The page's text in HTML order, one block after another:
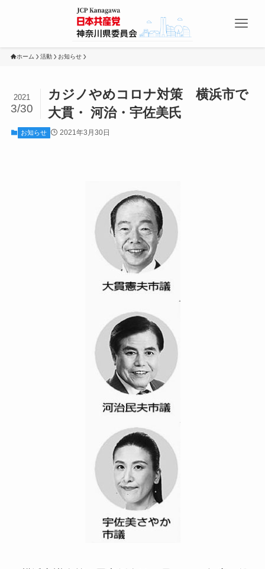
ホーム 活動 お知らせ
カジノやめコロナ対策 横浜市で
大貫・ 河治・宇佐美氏
2021
3/30
お知らせ 2021年3月30日